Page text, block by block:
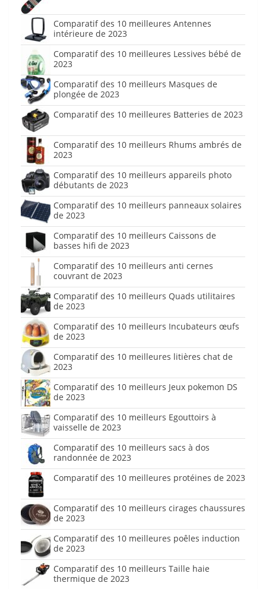
Comparatif des 10 meilleures Antennes
intérieure de 2023
Comparatif des 10 meilleures Lessives bébé de
2023
Comparatif des 10 meilleurs Masques de
plongée de 2023
Comparatif des 10 meilleures Batteries de 2023
Comparatif des 10 meilleurs Rhums ambrés de
2023
Comparatif des 10 meilleurs appareils photo
débutants de 2023
Comparatif des 10 meilleurs panneaux solaires
de 2023
Comparatif des 10 meilleurs Caissons de
basses hifi de 2023
Comparatif des 10 meilleurs anti cernes
couvrant de 2023
Comparatif des 10 meilleurs Quads utilitaires
de 2023
Comparatif des 10 meilleurs Incubateurs œufs
de 2023
Comparatif des 10 meilleures litières chat de
2023
Comparatif des 10 meilleurs Jeux pokemon DS
de 2023
Comparatif des 10 meilleurs Egouttoirs à
vaisselle de 2023
Comparatif des 10 meilleurs sacs à dos
randonnée de 2023
Comparatif des 10 meilleures protéines de 2023
Comparatif des 10 meilleurs cirages chaussures
de 2023
Comparatif des 10 meilleures poêles induction
de 2023
Comparatif des 10 meilleurs Taille haie
thermique de 2023